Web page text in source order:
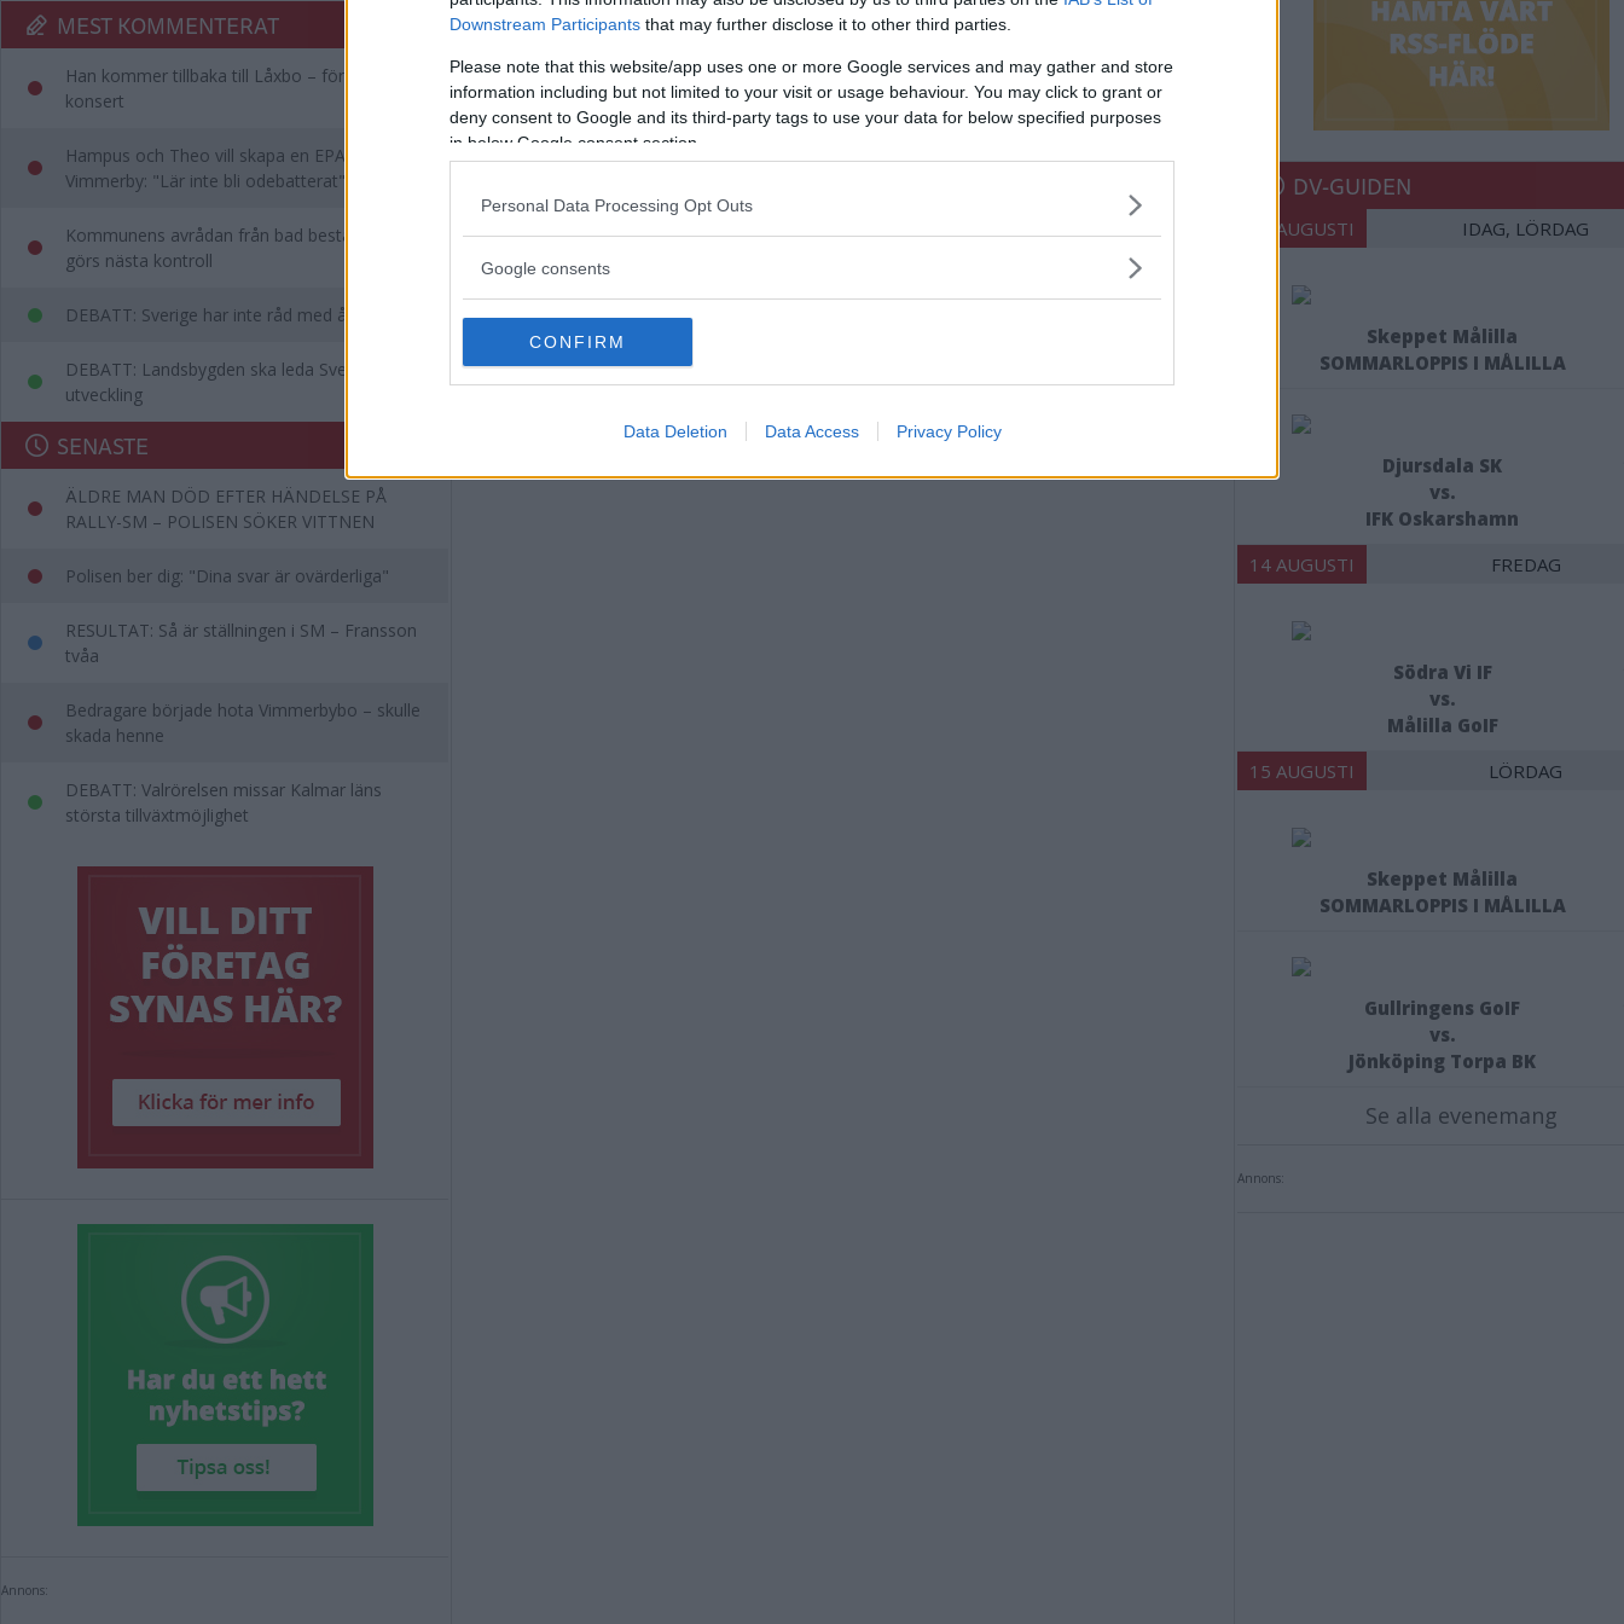
Downstream Participants that may further disclose it to other third parties.
Please note that this website/app uses one or more Google services and may gather and store
information including but not limited to your visit or usage behaviour. You may click to grant or
deny consent to Google and its third-party tags to use your data for below specified purposes
in below Google consent section.
Personal Data Processing Opt Outs
Google consents
CONFIRM
Data Deletion Data Access Privacy Policy
MEST KOMMENTERAT
Han kommer tillbaka till Låxbo – för egen
konsert
Hampus och Theo vill skapa en EPA-slinga i
Vimmerby: "Lär inte bli odebatterat"
Kommunens avrådan från bad består – då
görs nästa kontroll
DEBATT: Sverige har inte råd med ålderism
DEBATT: Landsbygden ska leda Sveriges
utveckling
SENASTE
ÄLDRE MAN DÖD EFTER HÄNDELSE PÅ
RALLY-SM – POLISEN SÖKER VITTNEN
Polisen ber dig: "Dina svar är ovärderliga"
RESULTAT: Så är ställningen i SM – Fransson
tvåa
Bedragare började hota Vimmerbybo – skulle
skada henne
DEBATT: Valrörelsen missar Kalmar läns
största tillväxtmöjlighet
Annons:
marknadsföring, försäljning till privatpersoner och företag samt därmed förenlig
Annons:
DV-GUIDEN
08 AUGUSTI IDAG, LÖRDAG
Skeppet Målilla
SOMMARLOPPIS I MÅLILLA
Djursdala SK
vs.
IFK Oskarshamn
14 AUGUSTI FREDAG
Södra Vi IF
vs.
Målilla GoIF
15 AUGUSTI LÖRDAG
Skeppet Målilla
SOMMARLOPPIS I MÅLILLA
Gullringens GoIF
vs.
Jönköping Torpa BK
Se alla evenemang
Annons: